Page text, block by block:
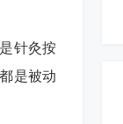
针灸按
是被动